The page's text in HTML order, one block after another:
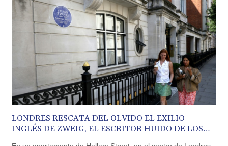
BSD 1.152686
BTN 109.688637
BWP 15.558807
BYN 3.432357
BYR 22660.258427
BZD 2.318271
CAD 1.61333
CDF 2615.761404
CHF 0.93588
CLF 0.026749
CLP 1056.199727
CNY 7.801146
LONDRES RESCATA DEL OLVIDO EL EXILIO
INGLÉS DE ZWEIG, EL ESCRITOR HUIDO DE LOS